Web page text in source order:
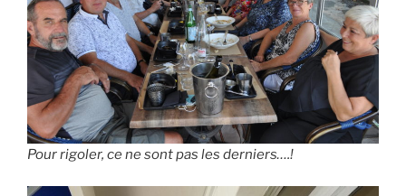
Pour rigoler, ce ne sont pas les derniers….!